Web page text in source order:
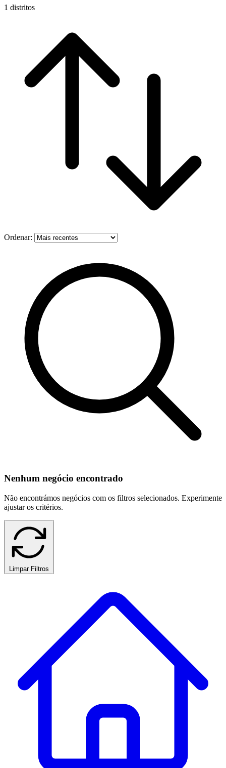
1 distritos
Ordenar:
Nenhum negócio encontrado
Não encontrámos negócios com os filtros selecionados. Experimente
ajustar os critérios.
Limpar Filtros